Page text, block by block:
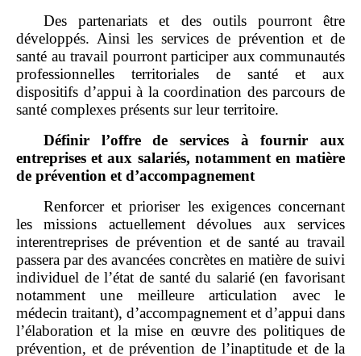
Des partenariats et des outils pourront être
développés. Ainsi les services de prévention et de
santé au travail pourront participer aux communautés
professionnelles territoriales de santé et aux
dispositifs d’appui à la coordination des parcours de
santé complexes présents sur leur territoire.
Définir l’offre de services à fournir aux
entreprises et aux salariés, notamment en matière
de prévention et d’accompagnement
Renforcer et prioriser les exigences concernant
les missions actuellement dévolues aux services
interentreprises de prévention et de santé au travail
passera par des avancées concrètes en matière de suivi
individuel de l’état de santé du salarié (en favorisant
notamment une meilleure articulation avec le
médecin traitant), d’accompagnement et d’appui dans
l’élaboration et la mise en œuvre des politiques de
prévention, et de prévention de l’inaptitude et de la